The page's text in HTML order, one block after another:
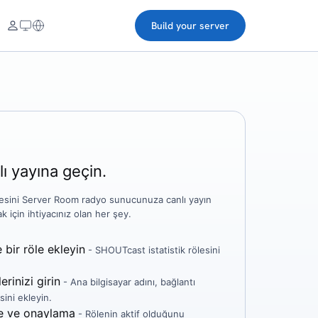
Build your server
yayına geçin.
Server Room radyo sunucunuza canlı yayın
için ihtiyacınız olan her şey.
bir röle ekleyin - SHOUTcast istatistik rölesini
girin - Ana bilgisayar adını, bağlantı
ekleyin.
ve onaylama - Rölenin aktif olduğunu